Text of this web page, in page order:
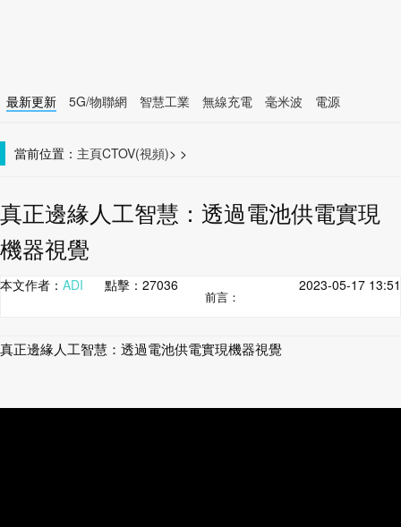
最新更新 5G/物聯網 智慧工業 無線充電 毫米波
電源
當前位置： 主頁 >
CTOV(視頻) >
真正邊緣人工智慧：透過電池供電實現
機器視覺
本文作者： ADI 點擊： 27036 2023-05-17 13:51
前言：
真正邊緣人工智慧：透過電池供電實現機器視覺